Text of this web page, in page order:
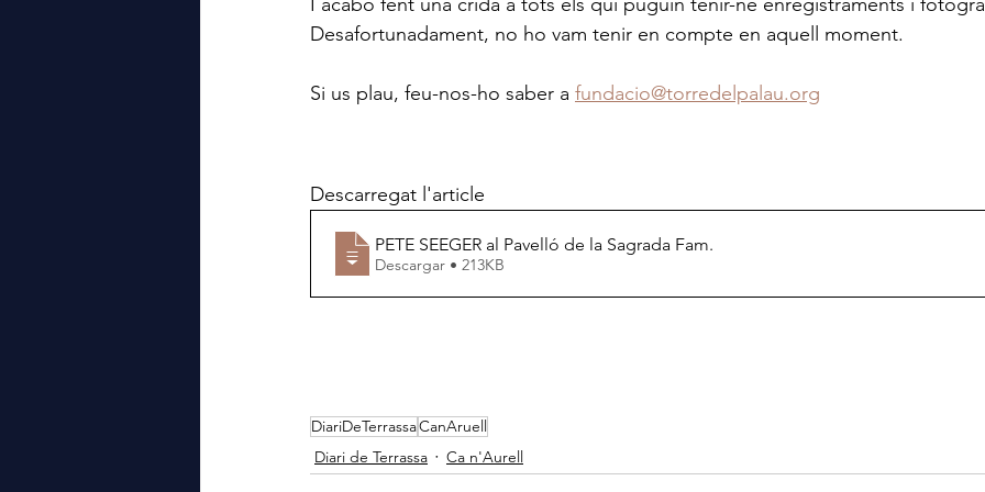
Desafortunadament, no ho vam tenir en compte en aquell moment.
Si us plau, feu-nos-ho saber a fundacio@torredelpalau.org
Descarregat l'article
PETE SEEGER al Pavelló de la Sagrada Fam.
Descargar • 213KB
DiariDeTerrassaCanAruell
Diari de Terrassa
Ca n'Aurell